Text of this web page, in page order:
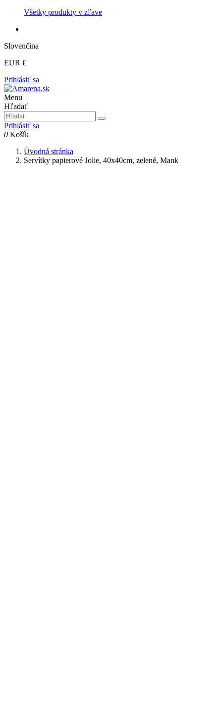
Všetky produkty v zľave
Slovenčina
EUR €
Prihlásiť sa
Menu
Hľadať
Prihlásiť sa
0 Košík
Úvodná stránka
Servítky papierové Jolie, 40x40cm, zelené, Mank